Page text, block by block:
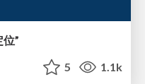
”
5 1.1k